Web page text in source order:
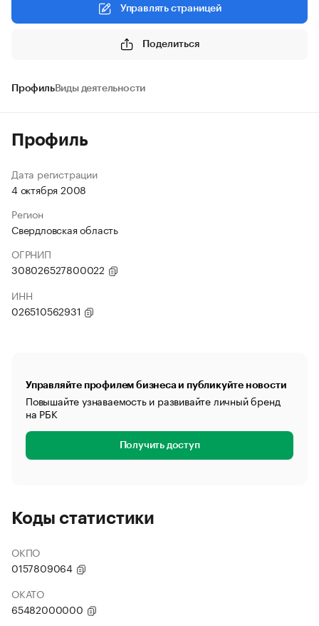
Управлять страницей
Поделиться
ПрофильВиды деятельности
Профиль
Дата регистрации
4 октября 2008
Регион
Свердловская область
ОГРНИП
308026527800022
ИНН
026510562931
Управляйте профилем бизнеса и публикуйте новости
Повышайте узнаваемость и развивайте личный бренд
на РБК
Получить доступ
Коды статистики
ОКПО
0157809064
ОКАТО
65482000000